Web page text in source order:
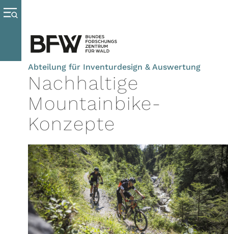
Abteilung für Inventurdesign & Auswertung
Nachhaltige
Mountainbike-
Konzepte